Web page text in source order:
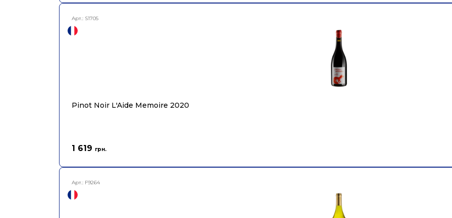
Арт.: S1705
Pinot Noir L'Aide Memoire 2020
1 619 грн.
Арт.: F9264